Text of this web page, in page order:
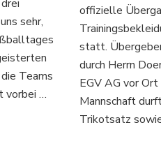
sehr,
Teams
vorbei …
offizielle
statt.
durch Herrn
EGV AG vor
Mannschaft
Trikotsatz